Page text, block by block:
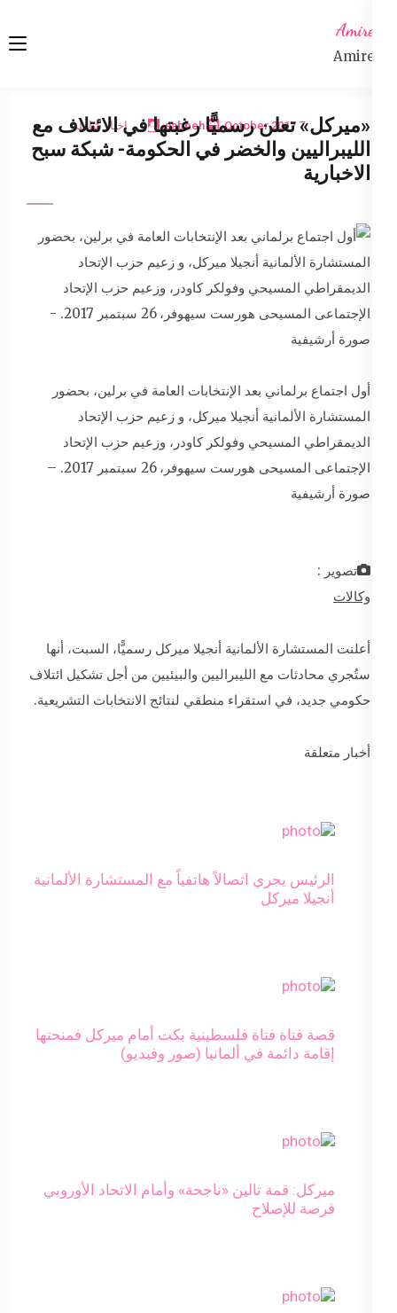
content
Amireta
Amireta
7 October 2017
sabbeh اخبار شاملة
«ميركل» تعلن رسميًّا رغبتها في الائتلاف مع
الليبراليين والخضر في الحكومة- شبكة سبح
الاخبارية
أول اجتماع برلماني بعد الإنتخابات العامة في برلين، بحضور
المستشارة الألمانية أنجيلا ميركل، و زعيم حزب الإتحاد
الديمقراطي المسيحي وفولكر كاودر، وزعيم حزب الإتحاد
الإجتماعى المسيحى هورست سيهوفر، 26 سبتمبر 2017. –
صورة أرشيفية
تصوير :
وكالات
أعلنت المستشارة الألمانية أنجيلا ميركل رسميًّا، السبت، أنها
ستُجري محادثات مع الليبراليين والبيئيين من أجل تشكيل ائتلاف
حكومي جديد، في استقراء منطقي لنتائج الانتخابات التشريعية.
أخبار متعلقة
الرئيس يجري اتصالاً هاتفياً مع المستشارة الألمانية
أنجيلا ميركل
قصة فتاة فتاة فلسطينية بكت أمام ميركل فمنحتها
إقامة دائمة في ألمانيا (صور وفيديو)
ميركل: قمة تالين «ناجحة» وأمام الاتحاد الأوروبي
فرصة للإصلاح